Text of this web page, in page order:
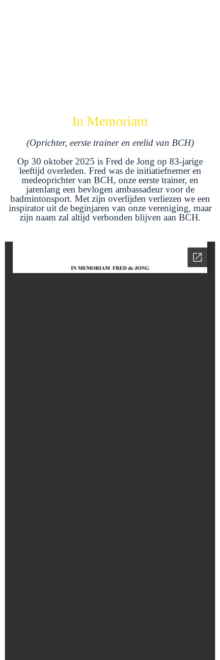
In Memoriam
(Oprichter, eerste trainer en erelid van BCH)
Op 30 oktober 2025 is Fred de Jong op 83-jarige
leeftijd overleden. Fred was de initiatiefnemer en
medeoprichter van BCH, onze eerste trainer, en
jarenlang een bevlogen ambassadeur voor de
badmintonsport. Met zijn overlijden verliezen we een
inspirator uit de beginjaren van onze vereniging, maar
zijn naam zal altijd verbonden blijven aan BCH.